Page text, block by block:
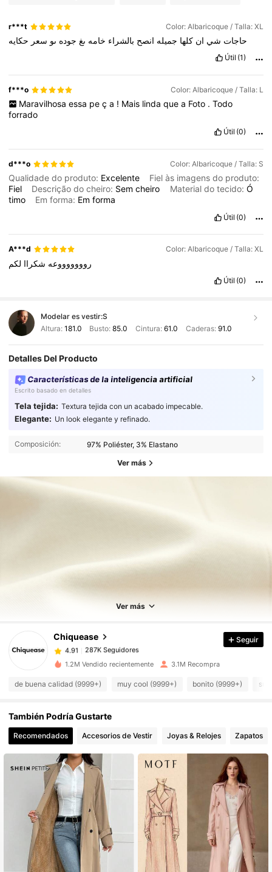
r***t Color: Albaricoque / Talla: XL
حاجات شي ان كلها جميله انصح بالشراء خامه ىغ جوده ىو سعر حكايه
Útil (1)
f***o Color: Albaricoque / Talla: L
Maravilhosa essa pe ç a ! Mais linda que a Foto . Todo
forrado
Útil (0)
d***o Color: Albaricoque / Talla: S
Qualidade do produto: Excelente
Fiel às imagens do produto:
Fiel
Descrição do cheiro: Semcheiro Material do tecido: Ó
timo
Em forma: Emforma
Útil (0)
A***d Color: Albaricoque / Talla: XL
روووووووعه شكراا لكم
Útil (0)
Modelar es vestir:S
Altura: 181.0 Busto:85.0 Cintura: 61.0 Caderas: 91.0
Detalles Del Producto
Características de la inteligencia artificial
Escrito basado en detalles
Tela tejida: Textura tejida con un acabado impecable.
Elegante: Un look elegante y refinado.
Composición: 97% Poliéster, 3% Elastano
Ver más
Ver más
Chiquease
4.91 287K Seguidores
287K Seguidores
4.91
287K Seguidores
m***0seguidoHace 9 horas
4.91
287K Seguidores
4.91 287K Seguidores
4.91 287K Seguidores
4.91 287K Seguidores
4.91 287K Seguidores
Seguir
1.2M Vendido recientemente 3.1M Recompra
de buena calidad (9999+) muy cool (9999+) bonito (9999+)
También Podría Gustarte
Recomendados Accesorios de Vestir Joyas & Relojes Zapatos